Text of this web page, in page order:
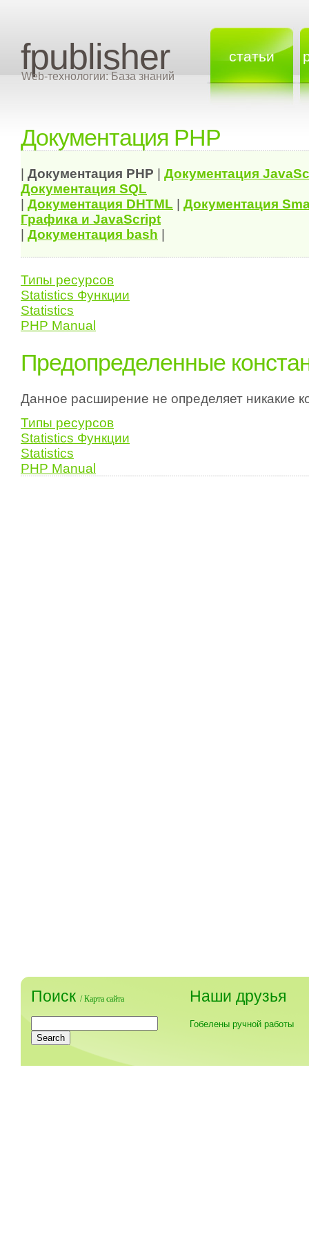
fpublisher
Web-технологии: База знаний
статьи
Документация PHP
Документация PHP Документация
Документация SQL
Документация DHTML
Документация
Графика и JavaScript
Документация bash
Типы ресурсов
Statistics Функции
Statistics
PHP Manual
Предопределенные
Данное расширение не определяет никакие
Типы ресурсов
Statistics Функции
Statistics
PHP Manual
Поиск /Карта сайта Наши друзья
Гобелены ручной работы